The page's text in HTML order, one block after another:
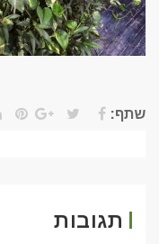
שתף:
תגובות